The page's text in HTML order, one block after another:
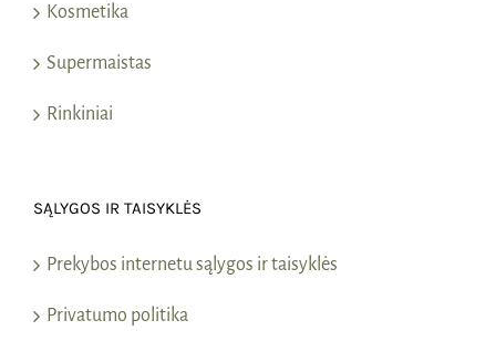
Kosmetika
Supermaistas
Rinkiniai
SĄLYGOS IR TAISYKLĖS
Prekybos internetu sąlygos ir taisyklės
Privatumo politika